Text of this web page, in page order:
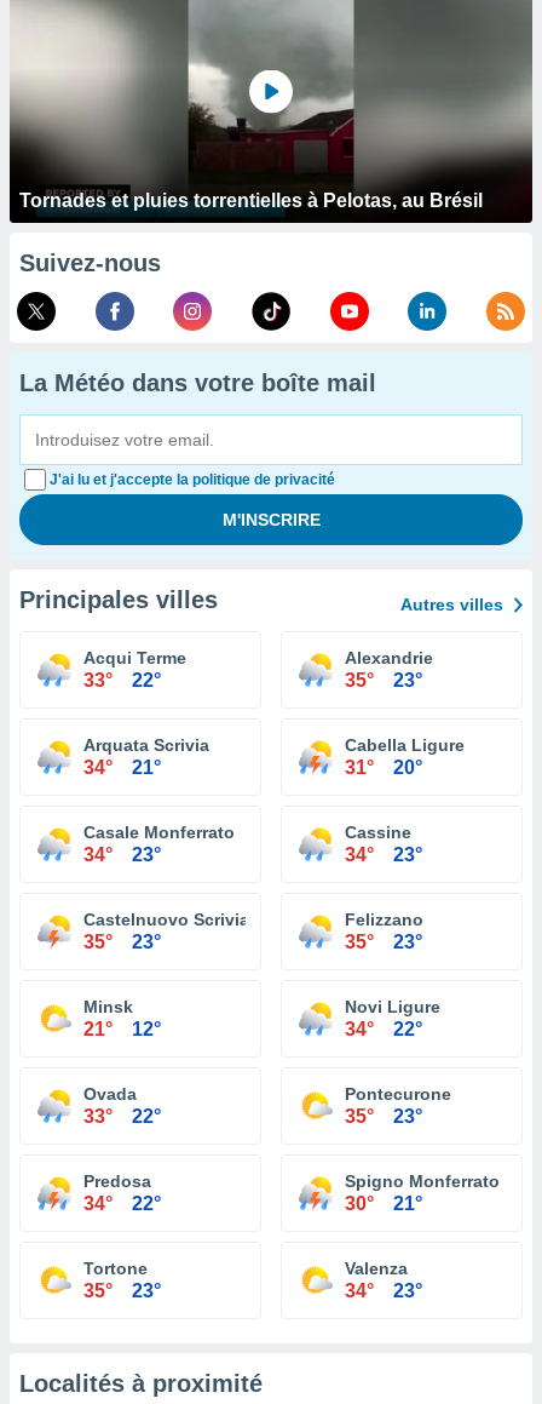
Tornades et pluies torrentielles à Pelotas, au Brésil
Suivez-nous
La Météo dans votre boîte mail
J'ai lu et j'accepte la politique de privacité
Principales villes Autres villes
Acqui Terme
33° 22°
Alexandrie
35° 23°
Arquata Scrivia
34° 21°
Cabella Ligure
31° 20°
Casale Monferrato
34° 23°
Cassine
34° 23°
Castelnuovo Scrivia
35° 23°
Felizzano
35° 23°
Minsk
21° 12°
Novi Ligure
34° 22°
Ovada
33° 22°
Pontecurone
35° 23°
Predosa
34° 22°
Spigno Monferrato
30° 21°
Tortone
35° 23°
Valenza
34° 23°
Localités à proximité